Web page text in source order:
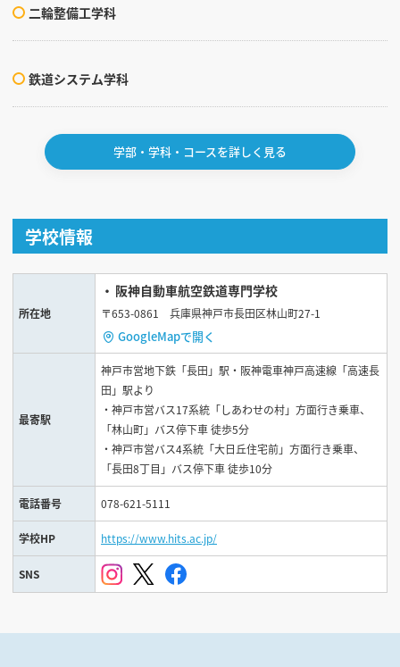
二輪整備工学科
鉄道システム学科
学部・学科・コースを詳しく見る
学校情報
所在地
阪神自動車航空鉄道専門学校
〒653-0861 兵庫県神戸市長田区林山町27-1
GoogleMapで開く
最寄駅
神戸市営地下鉄「長田」駅・阪神電車神戸高速線「高速長
田」駅より
・神戸市営バス17系統「しあわせの村」方面行き乗車、
「林山町」バス停下車 徒歩5分
・神戸市営バス4系統「大日丘住宅前」方面行き乗車、
「長田8丁目」バス停下車 徒歩10分
電話番号 078-621-5111
学校HP https://www.hits.ac.jp/
SNS